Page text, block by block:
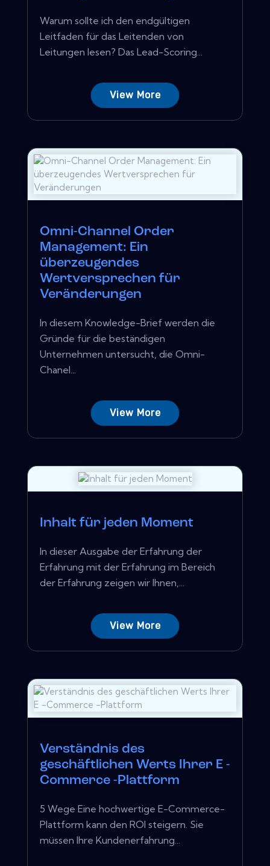
Warum sollte ich den endgültigen
Leitfaden für das Leitenden von
Leitungen lesen? Das Lead-Scoring...
View More
Omni-Channel Order
Management: Ein
überzeugendes
Wertversprechen für
Veränderungen
In diesem Knowledge-Brief werden die
Gründe für die beständigen
Unternehmen untersucht, die Omni-
Chanel...
View More
Inhalt für jeden Moment
In dieser Ausgabe der Erfahrung der
Erfahrung mit der Erfahrung im Bereich
der Erfahrung zeigen wir Ihnen,...
View More
Verständnis des
geschäftlichen Werts Ihrer E -
Commerce -Plattform
5 Wege Eine hochwertige E-Commerce-
Plattform kann den ROI steigern. Sie
müssen Ihre Kundenerfahrung...